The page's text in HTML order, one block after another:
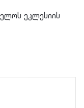
ეკლესიის